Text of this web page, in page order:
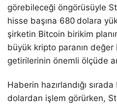
görebileceği öngörüsüyle
hisse başına 680 dolara
şirketin Bitcoin birikim
büyük kripto paranın değer
getirilerinin önemli ölçüde
Haberin hazırlandığı
dolardan işlem görürken,